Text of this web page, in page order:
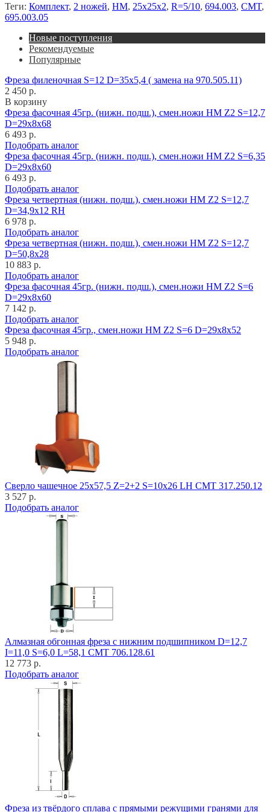
Теги: Комплект, 2 ножей, HM, 25x25x2, R=5/10, 694.003, CMT,
695.003.05
Новые поступления
Рекомендуемые
Популярные
Фреза филеночная S=12 D=35x5,4 ( замена на 970.505.11)
2 450 р.
В корзину
Фреза фасочная 45гр. (нижн. подш.), смен.ножи HM Z2 S=12,7
D=29x8x68
6 493 р.
Подобрать аналог
Фреза фасочная 45гр. (нижн. подш.), смен.ножи HM Z2 S=6,35
D=29x8x60
6 493 р.
Подобрать аналог
Фреза четвертная (нижн. подш.), смен.ножи HM Z2 S=12,7
D=34,9x12 RH
6 978 р.
Подобрать аналог
Фреза четвертная (нижн. подш.), смен.ножи HM Z2 S=12,7
D=50,8x28
10 883 р.
Подобрать аналог
Фреза фасочная 45гр. (нижн. подш.), смен.ножи HM Z2 S=6
D=29x8x60
7 142 р.
Подобрать аналог
Фреза фасочная 45гр., смен.ножи HM Z2 S=6 D=29x8x52
5 948 р.
Подобрать аналог
Cверло чашечное 25x57,5 Z=2+2 S=10x26 LH CMT 317.250.12
3 527 р.
Подобрать аналог
Алмазная обгонная фреза с нижним подшипником D=12,7
I=11,0 S=6,0 L=58,1 CMT 706.128.61
12 773 р.
Подобрать аналог
Фреза из твёрдого сплава с прямыми режущими гранями для